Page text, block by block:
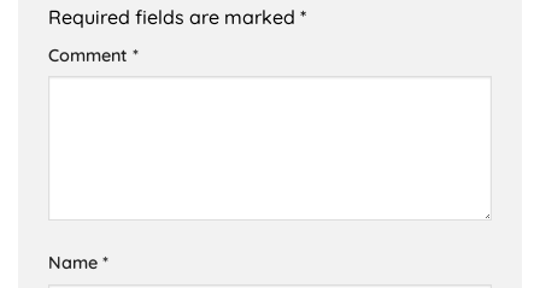
Required fields are marked *
Comment *
Name *